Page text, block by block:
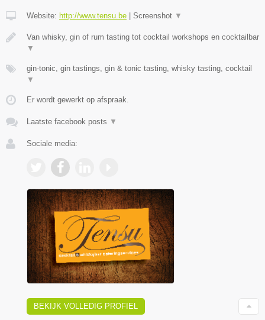
Website: http://www.tensu.be | Screenshot ▼
Van whisky, gin of rum tasting tot cocktail workshops en cocktailbar
▼
gin-tonic, gin tastings, gin & tonic tasting, whisky tasting, cocktail
▼
Er wordt gewerkt op afspraak.
Laatste facebook posts ▼
Sociale media:
BEKIJK VOLLEDIG PROFIEL